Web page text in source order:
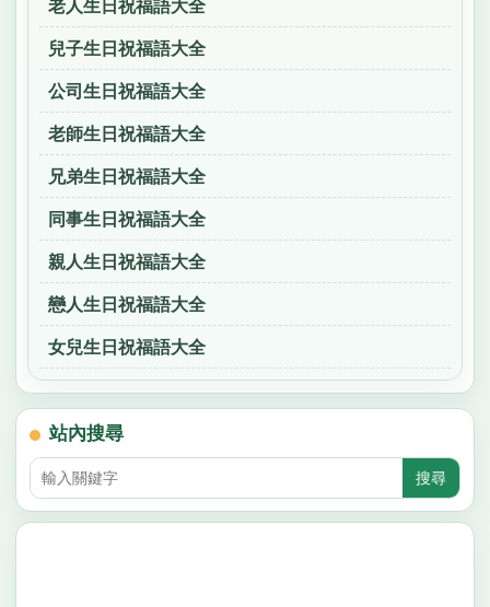
老人生日祝福語大全
兒子生日祝福語大全
公司生日祝福語大全
老師生日祝福語大全
兄弟生日祝福語大全
同事生日祝福語大全
親人生日祝福語大全
戀人生日祝福語大全
女兒生日祝福語大全
站內搜尋